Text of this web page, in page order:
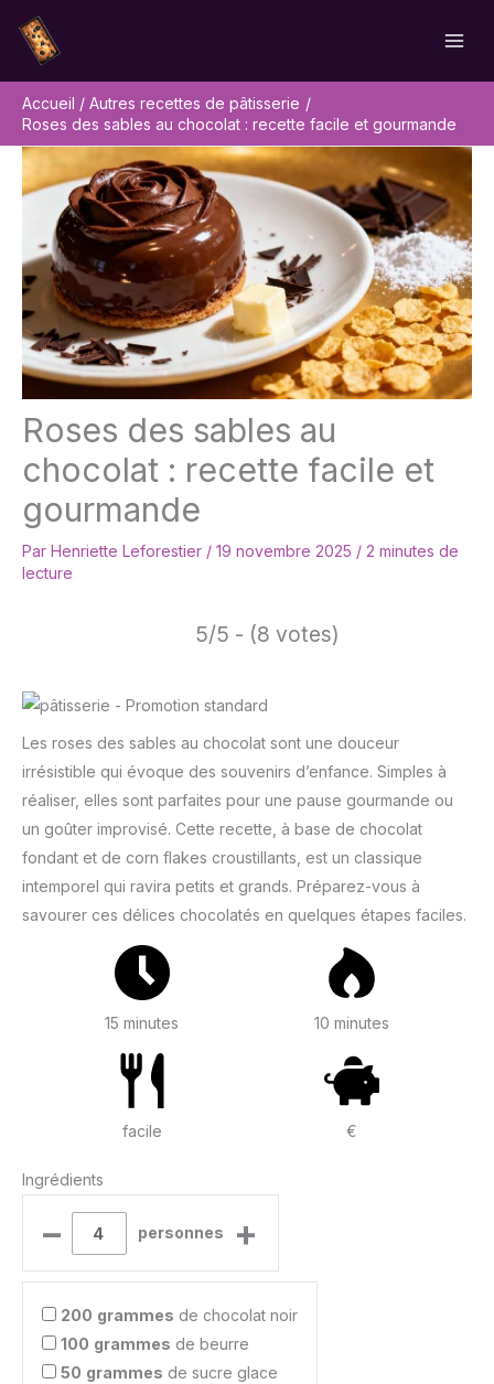
contenu
Accueil
Autres recettes de pâtisserie
Roses des sables au chocolat : recette facile et gourmande
Roses des sables au
chocolat : recette facile et
gourmande
Par Henriette Leforestier / 19 novembre 2025 / 2 minutes de
lecture
5/5 - (8 votes)
Les roses des sables au chocolat sont une douceur
irrésistible qui évoque des souvenirs d’enfance. Simples à
réaliser, elles sont parfaites pour une pause gourmande ou
un goûter improvisé. Cette recette, à base de chocolat
fondant et de corn flakes croustillants, est un classique
intemporel qui ravira petits et grands. Préparez-vous à
savourer ces délices chocolatés en quelques étapes faciles.
15 minutes 10 minutes
facile €
Ingrédients
– personnes +
200 grammes de chocolat noir
100 grammes de beurre
50 grammes de sucre glace
Rechercher